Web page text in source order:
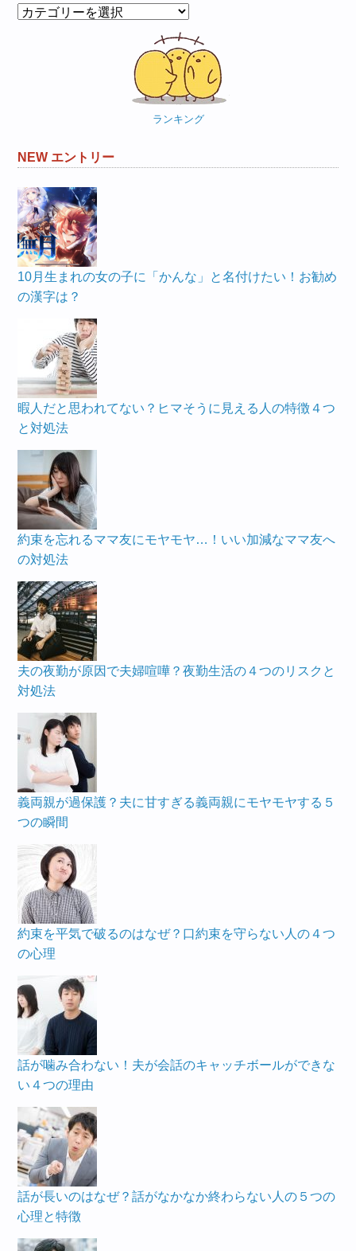
カ
ランキング
NEW エントリー
10月生まれの女の子に「かんな」と名付けたい！お勧め
の漢字は？
暇人だと思われてない？ヒマそうに見える人の特徴４つ
と対処法
約束を忘れるママ友にモヤモヤ…！いい加減なママ友へ
の対処法
夫の夜勤が原因で夫婦喧嘩？夜勤生活の４つのリスクと
対処法
義両親が過保護？夫に甘すぎる義両親にモヤモヤする５
つの瞬間
約束を平気で破るのはなぜ？口約束を守らない人の４つ
の心理
話が噛み合わない！夫が会話のキャッチボールができな
い４つの理由
話が長いのはなぜ？話がなかなか終わらない人の５つの
心理と特徴